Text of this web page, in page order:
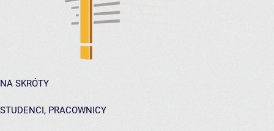
NA SKRÓTY
STUDENCI, PRACOWNICY